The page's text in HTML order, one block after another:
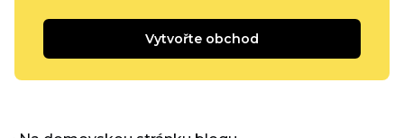
Vytvořte obchod